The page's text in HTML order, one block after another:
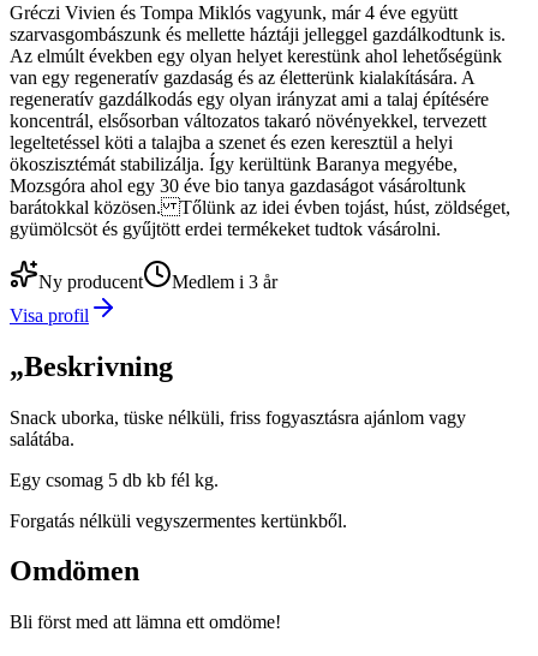
Gréczi Vivien és Tompa Miklós vagyunk, már 4 éve együtt
szarvasgombászunk és mellette háztáji jelleggel gazdálkodtunk is.
Az elmúlt években egy olyan helyet kerestünk ahol lehetőségünk
van egy regeneratív gazdaság és az életterünk kialakítására. A
regeneratív gazdálkodás egy olyan irányzat ami a talaj építésére
koncentrál, elsősorban változatos takaró növényekkel, tervezett
legeltetéssel köti a talajba a szenet és ezen keresztül a helyi
ökoszisztémát stabilizálja. Így kerültünk Baranya megyébe,
Mozsgóra ahol egy 30 éve bio tanya gazdaságot vásároltunk
barátokkal közösen. Tőlünk az idei évben tojást, húst, zöldséget,
gyümölcsöt és gyűjtött erdei termékeket tudtok vásárolni.
Ny producent
Medlem i 3 år
Visa profil
„Beskrivning
Snack uborka, tüske nélküli, friss fogyasztásra ajánlom vagy
salátába.
Egy csomag 5 db kb fél kg.
Forgatás nélküli vegyszermentes kertünkből.
Omdömen
Bli först med att lämna ett omdöme!